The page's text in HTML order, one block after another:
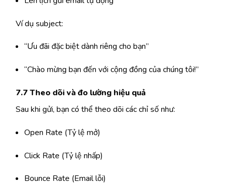
Ví dụ subject:
“Ưu đãi đặc biệt dành riêng cho bạn”
“Chào mừng bạn đến với cộng đồng của chúng tôi!”
7.7 Theo dõi và đo lường hiệu quả
Sau khi gửi, bạn có thể theo dõi các chỉ số như:
Open Rate (Tỷ lệ mở)
Click Rate (Tỷ lệ nhấp)
Bounce Rate (Email lỗi)